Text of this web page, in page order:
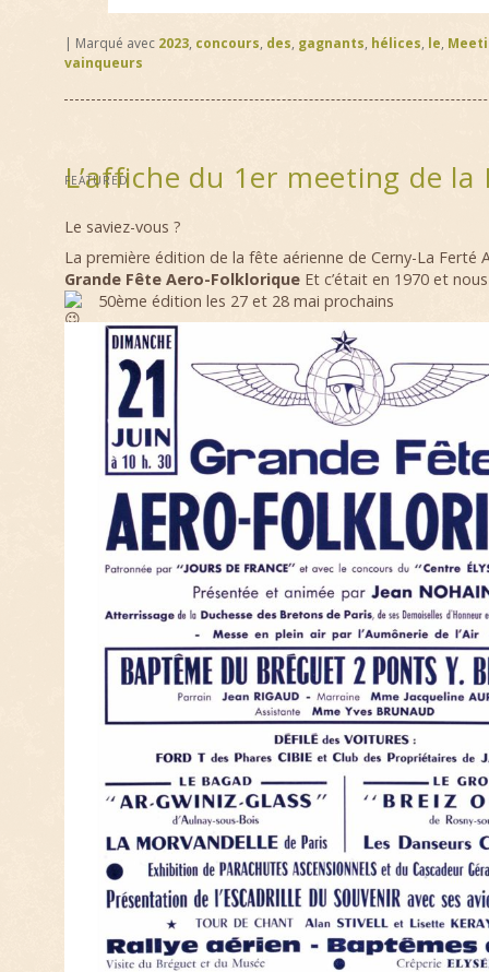
| Marqué avec 2023, concours, des, gagnants, hélices, le,
vainqueurs
L’affiche du 1er meeting de la
FEATURED
Le saviez-vous ?
La première édition de la fête aérienne de Cerny-La Ferté
Grande Fête Aero-Folklorique Et c’était en 1970 et
50ème édition les 27 et 28 mai prochains